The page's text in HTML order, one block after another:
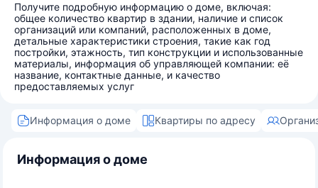
Получите подробную информацию о доме, включая:
общее количество квартир в здании, наличие и список
организаций или компаний, расположенных в доме,
детальные характеристики строения, такие как год
постройки, этажность, тип конструкции и использованные
материалы, информация об управляющей компании: её
название, контактные данные, и качество
предоставляемых услуг
Информация о доме Квартиры по адресу
Информация о доме